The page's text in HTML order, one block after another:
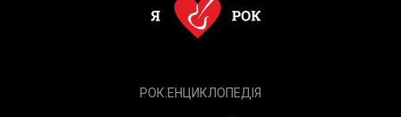
РОК.ЕНЦИКЛОПЕДІЯ